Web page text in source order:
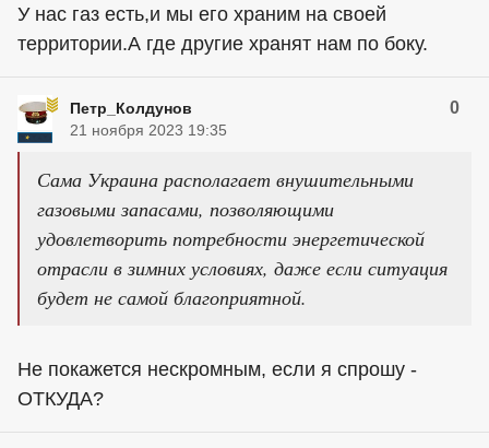
У нас газ есть,и мы его храним на своей
территории.А где другие хранят нам по боку.
Петр_Колдунов 0
21 ноября 2023 19:35
Сама Украина располагает внушительными
газовыми запасами, позволяющими
удовлетворить потребности энергетической
отрасли в зимних условиях, даже если ситуация
будет не самой благоприятной.
Не покажется нескромным, если я спрошу -
ОТКУДА?